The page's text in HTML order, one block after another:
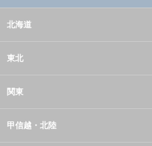
北海道
東北
関東
甲信越・北陸